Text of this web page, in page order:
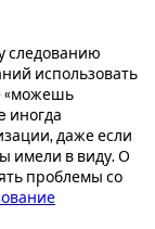
следованию
использовать
«можешь
иногда
даже если
имели в виду. О
проблемы со